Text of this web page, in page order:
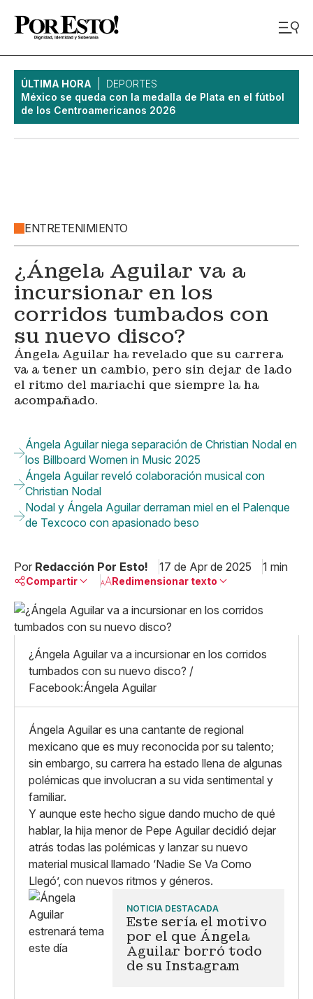
ÚLTIMA HORA
DEPORTES
México se queda con la medalla de Plata en el fútbol
de los Centroamericanos 2026
ENTRETENIMIENTO
¿Ángela Aguilar va a
incursionar en los
corridos tumbados con
su nuevo disco?
Ángela Aguilar ha revelado que su carrera
va a tener un cambio, pero sin dejar de lado
el ritmo del mariachi que siempre la ha
acompañado.
Ángela Aguilar niega separación de Christian Nodal en
los Billboard Women in Music 2025
Ángela Aguilar reveló colaboración musical con
Christian Nodal
Nodal y Ángela Aguilar derraman miel en el Palenque
de Texcoco con apasionado beso
Por Redacción Por Esto! 17 de Apr de 2025 1 min
Compartir
Linkedin
X
Whatsapp
Copiar enlace
Redimensionar texto
Pequeño
Mediano
Grande
¿Ángela Aguilar va a incursionar en los corridos
tumbados con su nuevo disco? /
Facebook:Ángela Aguilar
Ángela Aguilar es una cantante de regional
mexicano que es muy reconocida por su talento;
sin embargo, su carrera ha estado llena de algunas
polémicas que involucran a su vida sentimental y
familiar.
Y aunque este hecho sigue dando mucho de qué
hablar, la hija menor de Pepe Aguilar decidió dejar
atrás todas las polémicas y lanzar su nuevo
material musical llamado ‘Nadie Se Va Como
Llegó’, con nuevos ritmos y géneros.
NOTICIA DESTACADA
Este sería el motivo
por el que Ángela
Aguilar borró todo
de su Instagram